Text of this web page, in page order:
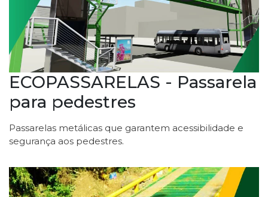
ECOPASSARELAS - Passarela
para pedestres
Passarelas metálicas que garantem acessibilidade e
segurança aos pedestres.